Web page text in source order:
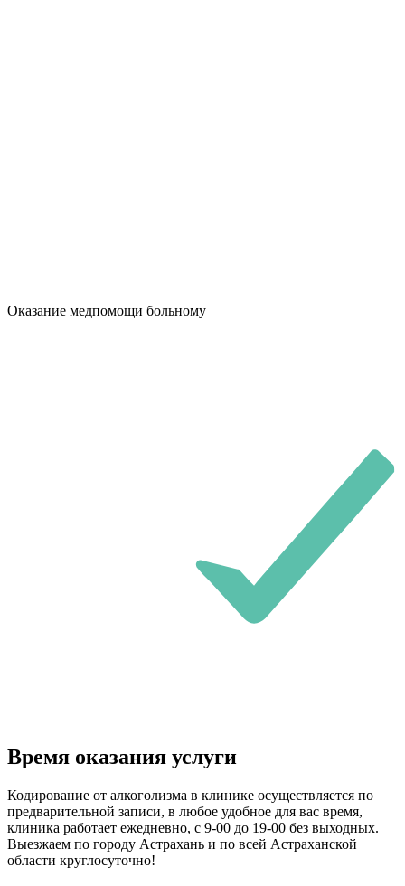
Оказание медпомощи больному
Время оказания услуги
Кодирование от алкоголизма в клинике осуществляется по
предварительной записи, в любое удобное для вас время,
клиника работает ежедневно, с 9-00 до 19-00 без выходных.
Выезжаем по городу Астрахань и по всей Астраханской
области круглосуточно!